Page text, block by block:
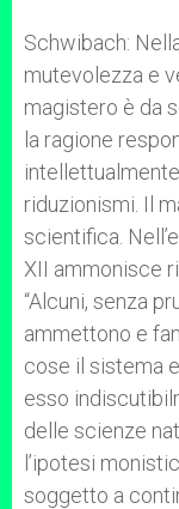
Schwibach:
mutevolezza e
magistero è da
la ragione
riduzionismi. Il
scientifica.
XII ammonisce
“Alcuni, senza
ammettono e
cose il sistema
esso
delle scienze
l’ipotesi
soggetto a